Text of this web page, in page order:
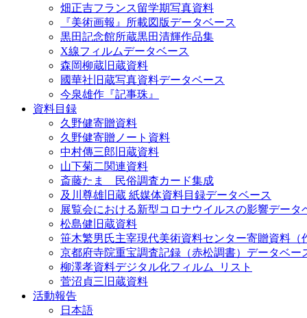
畑正吉フランス留学期写真資料
『美術画報』所載図版データベース
黒田記念館所蔵黒田清輝作品集
X線フィルムデータベース
森岡柳蔵旧蔵資料
國華社旧蔵写真資料データベース
今泉雄作『記事珠』
資料目録
久野健寄贈資料
久野健寄贈ノート資料
中村傳三郎旧蔵資料
山下菊二関連資料
斎藤たま 民俗調査カード集成
及川尊雄旧蔵 紙媒体資料目録データベース
展覧会における新型コロナウイルスの影響データ
松島健旧蔵資料
笹木繁男氏主宰現代美術資料センター寄贈資料（
京都府寺院重宝調査記録（赤松調書）データベー
柳澤孝資料デジタル化フィルム_リスト
菅沼貞三旧蔵資料
活動報告
日本語